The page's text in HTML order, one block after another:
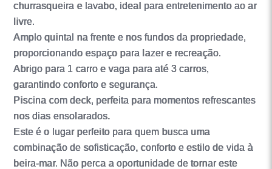
churrasqueira e lavabo, ideal para entretenimento ao ar
livre.
Amplo quintal na frente e nos fundos da propriedade,
proporcionando espaço para lazer e recreação.
Abrigo para 1 carro e vaga para até 3 carros,
garantindo conforto e segurança.
Piscina com deck, perfeita para momentos refrescantes
nos dias ensolarados.
Este é o lugar perfeito para quem busca uma
combinação de sofisticação, conforto e estilo de vida à
beira-mar. Não perca a oportunidade de tornar este